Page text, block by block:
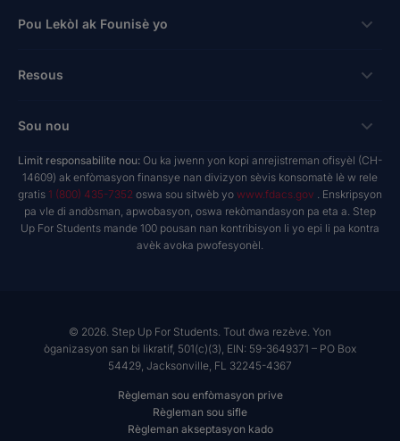
Bousdetid Lekòl Prive
Bousdetid Abilite Inik
New Worlds
Vin Defansè
Fason pou bay
bay nan espas travay
donatè yo avize fon yo
Deklarasyon dwa donatè yo
Pou Lekòl ak Founisè yo
Koneksyon
Lekòl Prive
Founisè Sèvis Machann
Pwodwi Resous
Resous
Rechèch & Rapò
NextSteps Blog
inspireED Blog
Rezo Alumni
Sou nou
A pwopo de nou
Rapò anyèl
Gouvènans Règleman
Kontakte
Limit responsabilite nou: Ou ka jwenn yon kopi anrejistreman ofisyèl (CH-
14609) ak enfòmasyon finansye nan divizyon sèvis konsomatè lè w rele
gratis 1 (800) 435-7352 oswa sou sitwèb yo www.fdacs.gov . Enskripsyon
pa vle di andòsman, apwobasyon, oswa rekòmandasyon pa eta a. Step
Up For Students mande 100 pousan nan kontribisyon li yo epi li pa kontra
avèk avoka pwofesyonèl.
© 2026. Step Up For Students. Tout dwa rezève. Yon
òganizasyon san bi likratif, 501(c)(3), EIN: 59-3649371 – PO Box
54429, Jacksonville, FL 32245-4367
Règleman sou enfòmasyon prive
Règleman sou sifle
Règleman akseptasyon kado